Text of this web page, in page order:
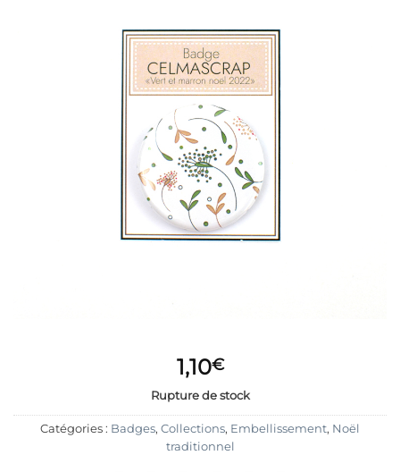
1,10€
Rupture de stock
Catégories : Badges, Collections, Embellissement, Noël
traditionnel